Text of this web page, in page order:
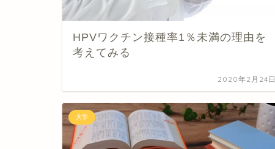
HPVワクチン接種率1％未満の理由を
考えてみる
2020年2月24日
大学